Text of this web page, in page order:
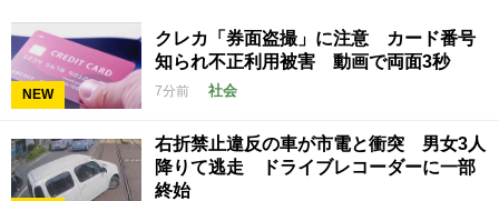
NEW
クレカ「券面盗撮」に注意 カード番号
知られ不正利用被害 動画で両面3秒
7分前 社会
右折禁止違反の車が市電と衝突 男女3人
降りて逃走 ドライブレコーダーに一部
終始